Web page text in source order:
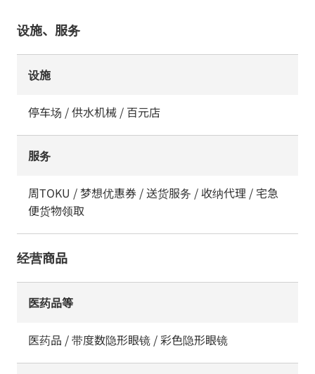
设施、服务
设施
停车场 / 供水机械 / 百元店
服务
周TOKU / 梦想优惠券 / 送货服务 / 收纳代理 / 宅急
便货物领取
经营商品
医药品等
医药品 / 带度数隐形眼镜 / 彩色隐形眼镜